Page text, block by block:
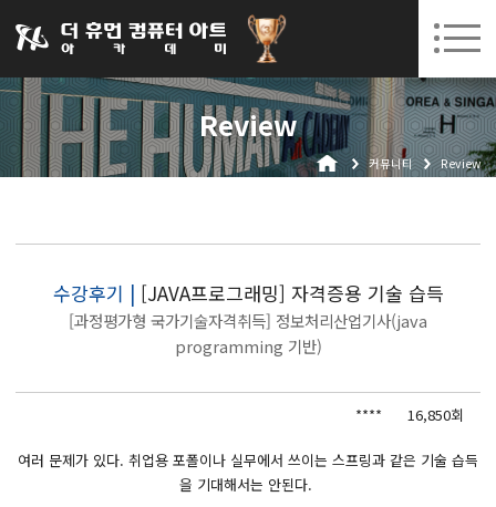
031-252-7277 수원캠퍼스 개강 08. 12.(수)
로그인 회원가입 고객센터
Review
커뮤니티 Review
수강후기 | [JAVA프로그래밍] 자격증용 기술 습득
[과정평가형 국가기술자격취득] 정보처리산업기사(java
programming 기반)
**** 16,850회
여러 문제가 있다. 취업용 포폴이나 실무에서 쓰이는 스프링과 같은 기술 습득
을 기대해서는 안된다.
아카데미소개
인사말
오시는길
국비지원 무료교육
BIM 건축설계 및 실내건축설계(캐드(CAD),맥스(MAX),레빗(REVIT))실무자 양성과정
React, Veu 프레임워크 기반 프론트엔드 개발 양성 지원